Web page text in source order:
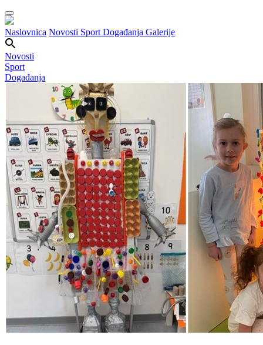
Naslovnica Novosti Sport Događanja Galerije
Novosti
Sport
Događanja